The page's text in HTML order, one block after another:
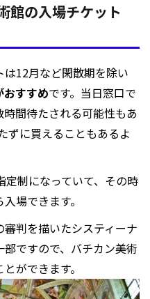
館の入場チケット
12月など閑散期を除い
おすすめです。当日窓口で
間待たされる可能性もあ
ずに買えることもあるよ
制になっていて、その時
場できます。
判を描いたシスティーナ
ですので、バチカン美術
ができます。